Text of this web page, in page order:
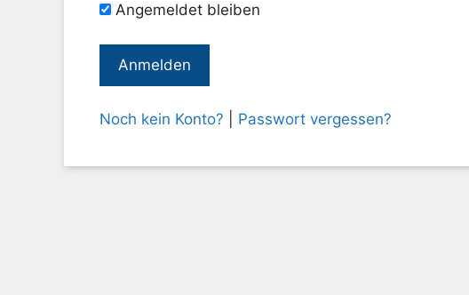
Angemeldet bleiben
Noch kein Konto? Passwort vergessen?